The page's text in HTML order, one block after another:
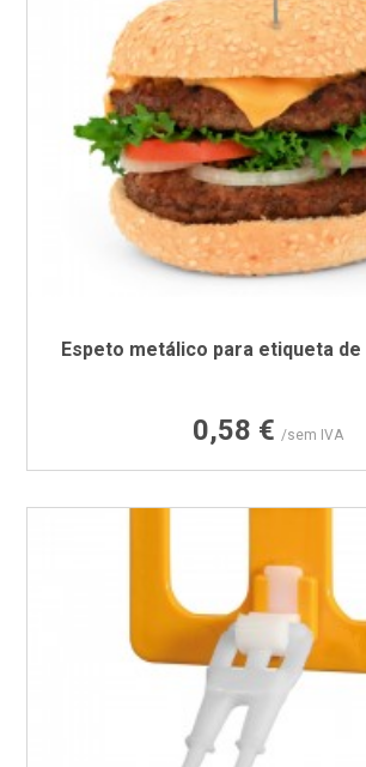
Espeto metálico para etiqueta de
Preço
0,58 € /sem IVA